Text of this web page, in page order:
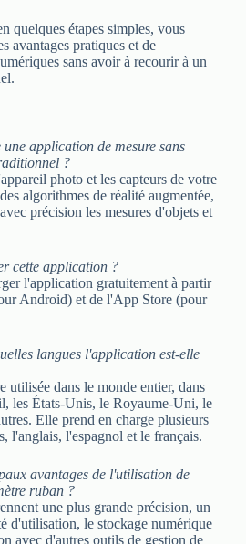
quelques étapes simples, vous
avantages pratiques et de
sans avoir à recourir à un
application de mesure sans
?
photo et les capteurs de votre
algorithmes de réalité augmentée,
précision les mesures d'objets et
cette application ?
l'application gratuitement à partir
Android) et de l'App Store (pour
langues l'application est-elle
utilisée dans le monde entier, dans
les États-Unis, le Royaume-Uni, le
Elle prend en charge plusieurs
l'anglais, l'espagnol et le français.
avantages de l'utilisation de
ruban ?
une plus grande précision, un
d'utilisation, le stockage numérique
avec d'autres outils de gestion de